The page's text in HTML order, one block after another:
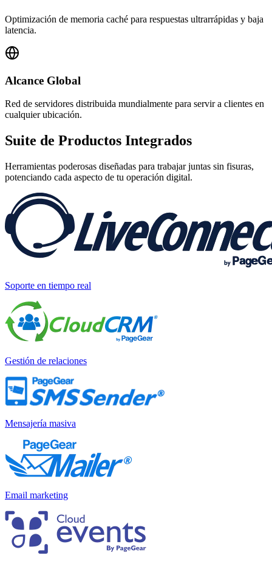
Optimización de memoria caché para respuestas ultrarrápidas y baja
latencia.
Alcance Global
Red de servidores distribuida mundialmente para servir a clientes en
cualquier ubicación.
Suite de Productos Integrados
Herramientas poderosas diseñadas para trabajar juntas sin fisuras,
potenciando cada aspecto de tu operación digital.
Soporte en tiempo real
Gestión de relaciones
Mensajería masiva
Email marketing